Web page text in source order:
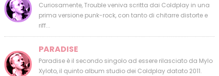
Curiosamente, Trouble veniva scritta dai Coldplay in una
prima versione punk-rock, con tanto di chitarre distorte e
riff...
PARADISE
Paradise è il secondo singolo ad essere rilasciato da Mylo
Xyloto, il quinto album studio dei Coldplay datato 2011.